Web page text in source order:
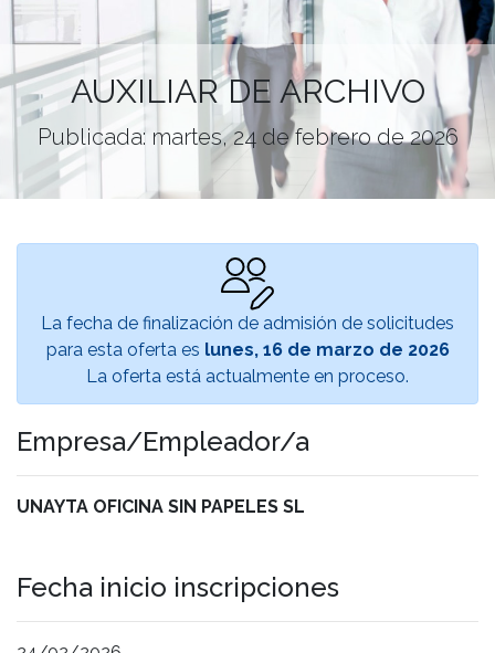
AUXILIAR DE ARCHIVO
Publicada: martes, 24 de febrero de 2026
La fecha de finalización de admisión de solicitudes
para esta oferta es lunes, 16 de marzo de 2026
La oferta está actualmente en proceso.
Empresa/Empleador/a
UNAYTA OFICINA SIN PAPELES SL
Fecha inicio inscripciones